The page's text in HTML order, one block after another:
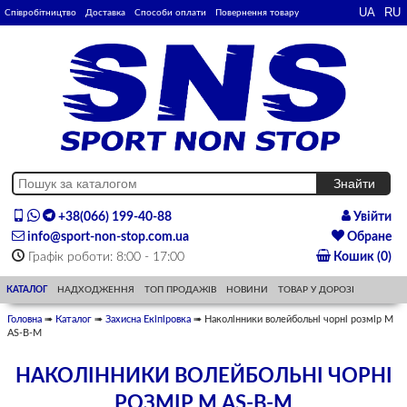
Співробітництво Доставка Способи оплати Повернення товару
+38(066) 199-40-88
info@sport-non-stop.com.ua
Графік роботи: 8:00 - 17:00
Увійти
Обране
Кошик (0)
КАТАЛОГ НАДХОДЖЕННЯ ТОП ПРОДАЖІВ НОВИНИ ТОВАР У ДОРОЗІ
Головна ➠ Каталог ➠ Захисна Екіпіровка ➠ Наколінники волейбольні чорні розмір М
AS-B-M
НАКОЛІННИКИ ВОЛЕЙБОЛЬНІ ЧОРНІ